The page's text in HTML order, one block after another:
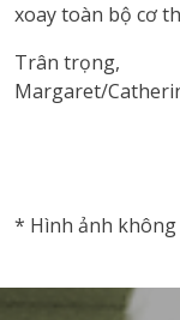
xoay toàn bộ cơ
Trân trọng,
Margaret/
* Hình ảnh